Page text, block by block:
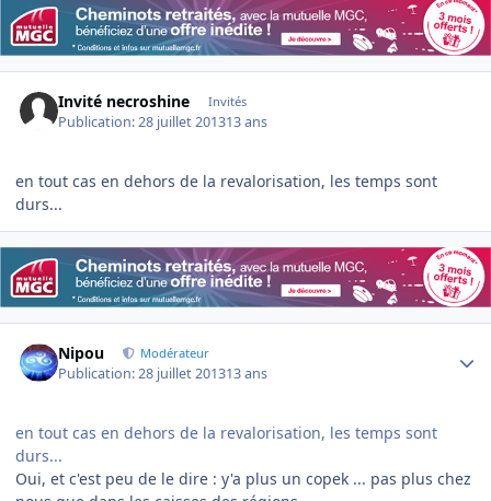
Invité necroshine Invités
Publication:28 juillet 201313 ans
en tout cas en dehors de la revalorisation, les temps sont
durs...
Nipou Modérateur
Publication:28 juillet 201313 ans
en tout cas en dehors de la revalorisation, les temps sont
durs...
Oui, et c'est peu de le dire : y'a plus un copek ... pas plus chez